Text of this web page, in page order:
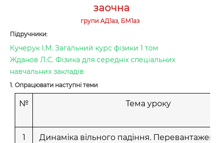
заочна
групи АД1аз, БМ1аз
Підручники:
Кучерук І.М. Загальний курс фізики 1 том
Жданов Л.С. Фізика для середніх спеціальних
навчальних закладів
1. Опрацювати наступні теми
№ Тема уроку
1
Динаміка вільного падіння.